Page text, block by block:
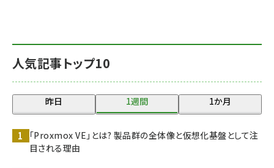
人気記事トップ10
昨日 1週間 1か月
「Proxmox VE」とは? 製品群の全体像と仮想化基盤として注
目される理由